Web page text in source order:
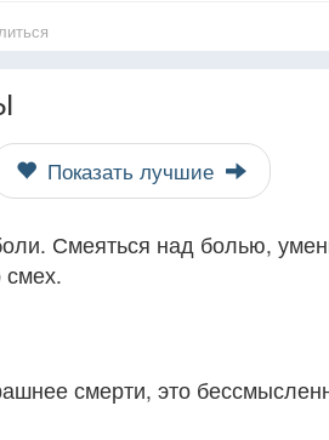
Показать лучшие
Смеяться над болью,
смех.
смерти, это